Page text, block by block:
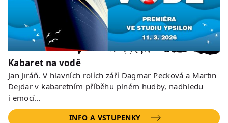
Kabaret na vodě
Jan Jiráň. V hlavních rolích září Dagmar Pecková a Martin
Dejdar v kabaretním příběhu plném hudby, nadhledu
i emocí…
INFO A VSTUPENKY